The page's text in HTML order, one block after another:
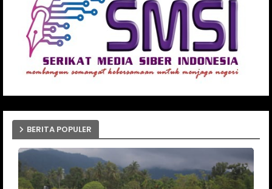
BERITA POPULER